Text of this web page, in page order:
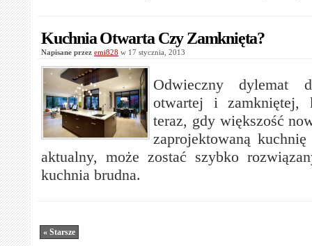
Kuchnia Otwarta Czy Zamknięta?
Napisane przez emi828 w 17 stycznia, 2013
Odwieczny dylemat
otwartej i zamkniętej,
teraz, gdy większość
zaprojektowaną
aktualny, może zostać szybko
kuchnia brudna.
« Starsze